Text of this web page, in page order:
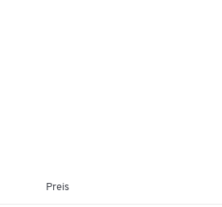
Preis